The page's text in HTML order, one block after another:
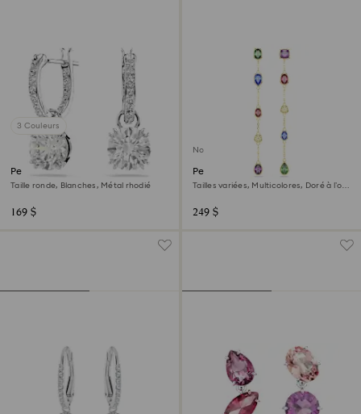
3 Couleurs
Pendants d'oreilles Stilla
Taille ronde, Blanches, Métal rhodié
169 $
Nouveau
Pendants d'oreilles Imber
Tailles variées, Multicolores, Doré à l’or
249 $